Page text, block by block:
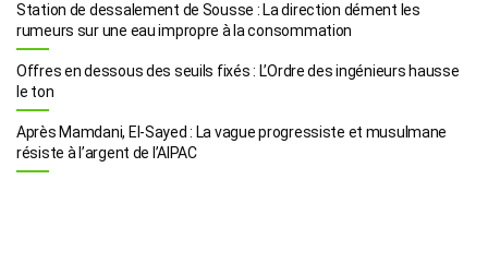
Station de dessalement de Sousse : La direction dément les
rumeurs sur une eau impropre à la consommation
Offres en dessous des seuils fixés : L’Ordre des ingénieurs hausse
le ton
Après Mamdani, El-Sayed : La vague progressiste et musulmane
résiste à l’argent de l’AIPAC